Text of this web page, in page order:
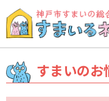
すまいのお